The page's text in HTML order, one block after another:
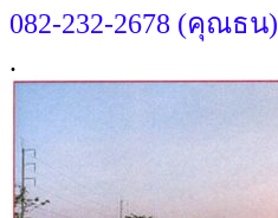
082-232-2678 (คุณธน)
.